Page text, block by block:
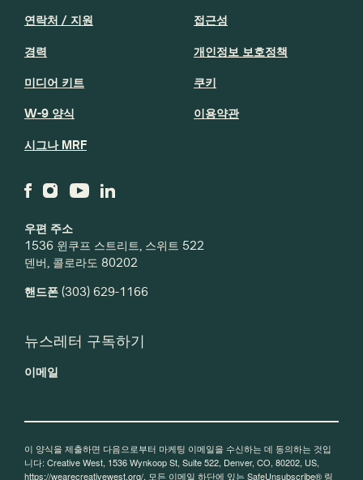
우편 주소
1536 윈쿠프 스트리트, 스위트 522
덴버, 콜로라도 80202
핸드폰 (303) 629-1166
연락처 / 지원
경력
미디어 키트
W-9 양식
시그나 MRF
접근성
개인정보 보호정책
쿠키
이용약관
뉴스레터 구독하기
이메일
이 양식을 제출하면 다음으로부터 마케팅 이메일을 수신하는 데 동의하는 것입
니다: Creative West, 1536 Wynkoop St, Suite 522, Denver, CO, 80202, US,
https://wearecreativewest.org/. 모든 이메일 하단에 있는 SafeUnsubscribe® 링